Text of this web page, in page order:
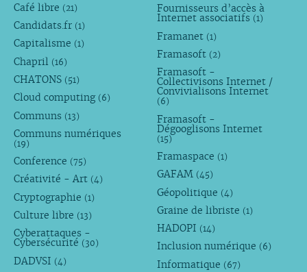
Café libre (21)
Candidats.fr (1)
Capitalisme (1)
Chapril (16)
CHATONS (51)
Cloud computing (6)
Communs (13)
Communs numériques
(19)
Conference (75)
Créativité - Art (4)
Cryptographie (1)
Culture libre (13)
Cyberattaques -
Cybersécurité (30)
DADVSI (4)
Fournisseurs d’accès à
Internet associatifs (1)
Framanet (1)
Framasoft (2)
Framasoft -
Collectivisons Internet /
Convivialisons Internet
(6)
Framasoft -
Dégooglisons Internet
(15)
Framaspace (1)
GAFAM (45)
Géopolitique (4)
Graine de libriste (1)
HADOPI (14)
Inclusion numérique (6)
Informatique (67)